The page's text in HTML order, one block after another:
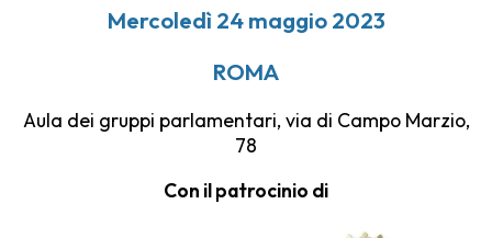
Mercoledì 24 maggio 2023
ROMA
Aula dei gruppi parlamentari, via di Campo Marzio,
78
Con il patrocinio di